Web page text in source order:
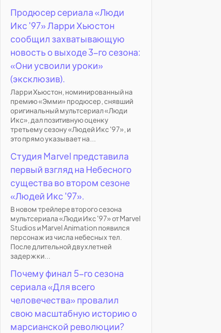
Продюсер сериала «Люди
Икс '97» Ларри Хьюстон
сообщил захватывающую
новость о выходе 3-го сезона:
«Они усвоили уроки»
(эксклюзив).
Ларри Хьюстон, номинированный на
премию «Эмми» продюсер, снявший
оригинальный мультсериал «Люди
Икс», дал позитивную оценку
третьему сезону «Людей Икс '97», и
это прямо указывает на...
Студия Marvel представила
первый взгляд на Небесного
существа во втором сезоне
«Людей Икс '97».
В новом трейлере второго сезона
мультсериала «Люди Икс '97» от Marvel
Studios и Marvel Animation появился
персонаж из числа небесных тел.
После длительной двухлетней
задержки...
Почему финал 5-го сезона
сериала «Для всего
человечества» провалил
свою масштабную историю о
марсианской революции?